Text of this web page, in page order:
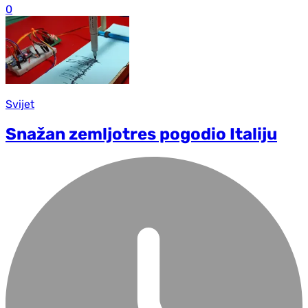
0
Svijet
Snažan zemljotres pogodio Italiju